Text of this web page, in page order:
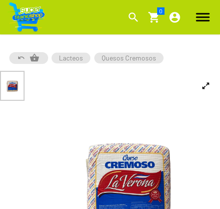
Lacteos Quesos Cremosos